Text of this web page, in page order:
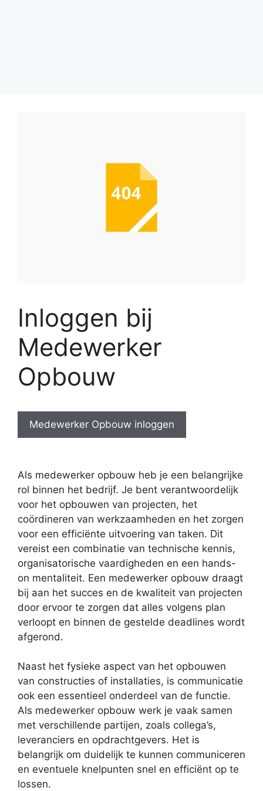
Inloggen bij
Medewerker
Opbouw
Medewerker Opbouw inloggen
Als medewerker opbouw heb je een belangrijke
rol binnen het bedrijf. Je bent verantwoordelijk
voor het opbouwen van projecten, het
coördineren van werkzaamheden en het zorgen
voor een efficiënte uitvoering van taken. Dit
vereist een combinatie van technische kennis,
organisatorische vaardigheden en een hands-
on mentaliteit. Een medewerker opbouw draagt
bij aan het succes en de kwaliteit van projecten
door ervoor te zorgen dat alles volgens plan
verloopt en binnen de gestelde deadlines wordt
afgerond.
Naast het fysieke aspect van het opbouwen
van constructies of installaties, is communicatie
ook een essentieel onderdeel van de functie.
Als medewerker opbouw werk je vaak samen
met verschillende partijen, zoals collega’s,
leveranciers en opdrachtgevers. Het is
belangrijk om duidelijk te kunnen communiceren
en eventuele knelpunten snel en efficiënt op te
lossen.